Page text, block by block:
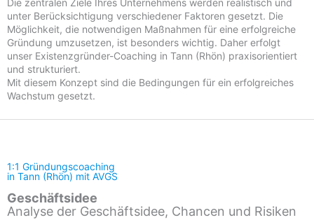
Die zentralen Ziele Ihres Unternehmens werden realistisch und
unter Berücksichtigung verschiedener Faktoren gesetzt. Die
Möglichkeit, die notwendigen Maßnahmen für eine erfolgreiche
Gründung umzusetzen, ist besonders wichtig. Daher erfolgt
unser Existenzgründer-Coaching in Tann (Rhön) praxisorientiert
und strukturiert.
Mit diesem Konzept sind die Bedingungen für ein erfolgreiches
Wachstum gesetzt.
1:1 Gründungscoaching
in Tann (Rhön) mit AVGS
Geschäftsidee
Analyse der Geschäftsidee, Chancen und Risiken